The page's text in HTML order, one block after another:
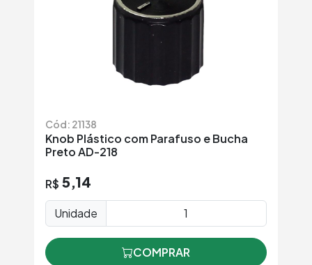
Cód: 21138
Knob Plástico com Parafuso e Bucha
Preto AD-218
R$ 5,14
Unidade
COMPRAR